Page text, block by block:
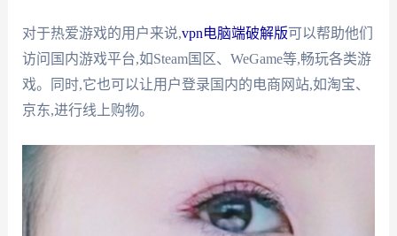
对于热爱游戏的用户来说,vpn电脑端破解版可以帮助他们
访问国内游戏平台,如Steam国区、WeGame等,畅玩各类游
戏。同时,它也可以让用户登录国内的电商网站,如淘宝、
京东,进行线上购物。